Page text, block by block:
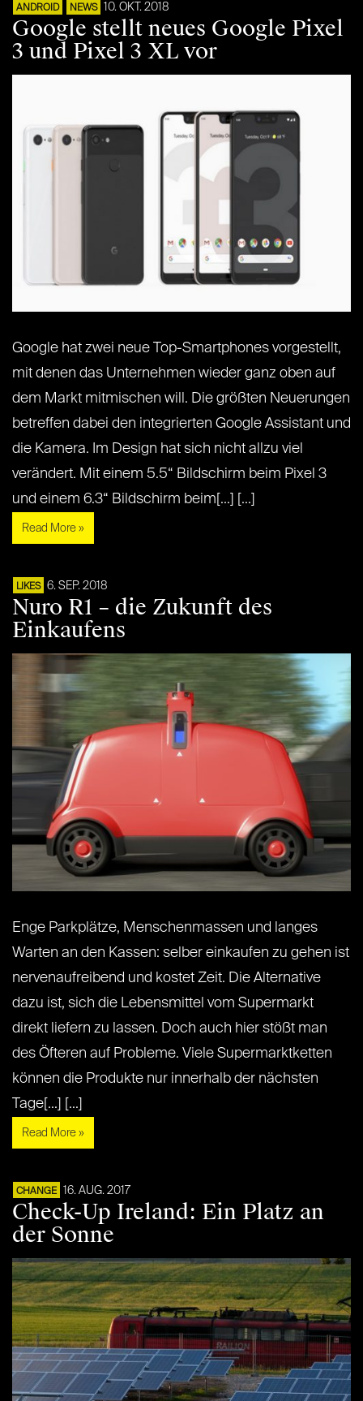
ANDROID NEWS 10. OKT. 2018
Google stellt neues Google Pixel
3 und Pixel 3 XL vor
Google hat zwei neue Top-Smartphones vorgestellt,
mit denen das Unternehmen wieder ganz oben auf
dem Markt mitmischen will. Die größten Neuerungen
betreffen dabei den integrierten Google Assistant und
die Kamera. Im Design hat sich nicht allzu viel
verändert. Mit einem 5.5“ Bildschirm beim Pixel 3
und einem 6.3“ Bildschirm beim[...] [...]
Read More »
LIKES 6. SEP. 2018
Nuro R1 – die Zukunft des
Einkaufens
Enge Parkplätze, Menschenmassen und langes
Warten an den Kassen: selber einkaufen zu gehen ist
nervenaufreibend und kostet Zeit. Die Alternative
dazu ist, sich die Lebensmittel vom Supermarkt
direkt liefern zu lassen. Doch auch hier stößt man
des Öfteren auf Probleme. Viele Supermarktketten
können die Produkte nur innerhalb der nächsten
Tage[...] [...]
Read More »
CHANGE 16. AUG. 2017
Check-Up Ireland: Ein Platz an
der Sonne